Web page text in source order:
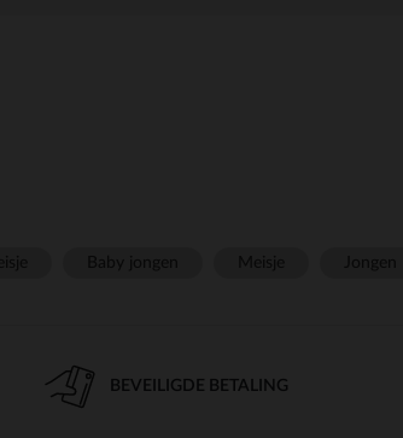
BEVEILIGDE BETALING